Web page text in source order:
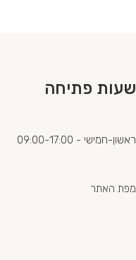
שעות פתיחה
ראשון-חמישי - 09:00-17:00
מפת האתר